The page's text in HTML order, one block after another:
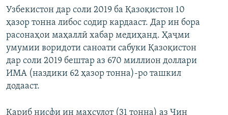
Ҳамаи сомонаҳои RFE/RL
Узбекистон дар соли 2019 ба Қазоқистон 10
ҳазор тонна либос содир кардааст. Дар ин бора
расонаҳои маҳаллӣ хабар медиҳанд. Ҳаҷми
умумии воридоти саноати сабуки Қазоқистон
дар соли 2019 бештар аз 670 миллион доллари
ИМА (наздики 62 ҳазор тонна)-ро ташкил
додааст.
Қариб нисфи ин маҳсулот (31 тонна) аз Чин